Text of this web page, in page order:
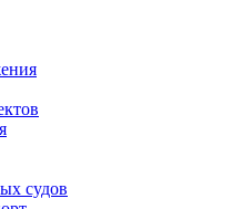
судов